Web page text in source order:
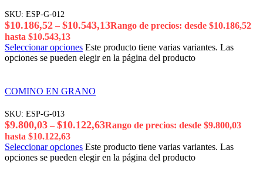
SKU: ESP-G-012
$10.186,52 – $10.543,13Rango de precios: desde $10.186,52
hasta $10.543,13
Seleccionar opciones Este producto tiene varias variantes. Las
opciones se pueden elegir en la página del producto
COMINO EN GRANO
SKU: ESP-G-013
$9.800,03 – $10.122,63Rango de precios: desde $9.800,03
hasta $10.122,63
Seleccionar opciones Este producto tiene varias variantes. Las
opciones se pueden elegir en la página del producto